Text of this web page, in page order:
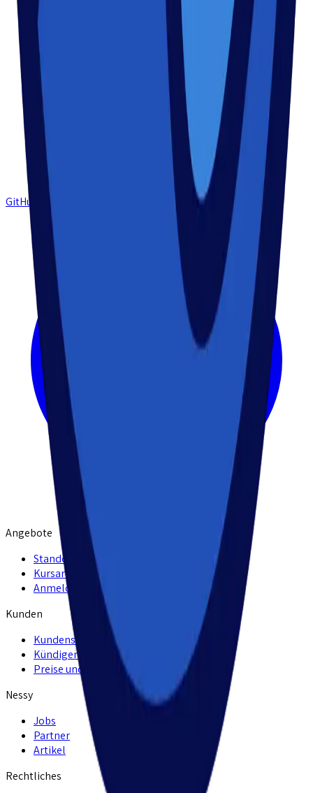
GitHub
Angebote
Standorte
Kursarten
Anmelden
Kunden
Kundenservice
Kündigen
Preise und Leistungen
Nessy
Jobs
Partner
Artikel
Rechtliches